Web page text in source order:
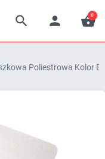
  
0
Poliestrowa Kolor